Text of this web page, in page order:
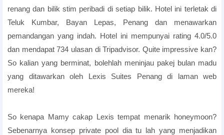
renang dan bilik stim peribadi di setiap bilik. Hotel ini terletak di
Teluk Kumbar, Bayan Lepas, Penang dan menawarkan
pemandangan yang indah. Hotel ini mempunyai rating 4.0/5.0
dan mendapat 734 ulasan di Tripadvisor. Quite impressive kan?
So kalian yang berminat, bolehlah meninjau pakej bulan madu
yang ditawarkan oleh Lexis Suites Penang di laman web
mereka!
So kenapa Mamy cakap Lexis tempat menarik honeymoon?
Sebenarnya konsep private pool dia tu lah yang menjadikan